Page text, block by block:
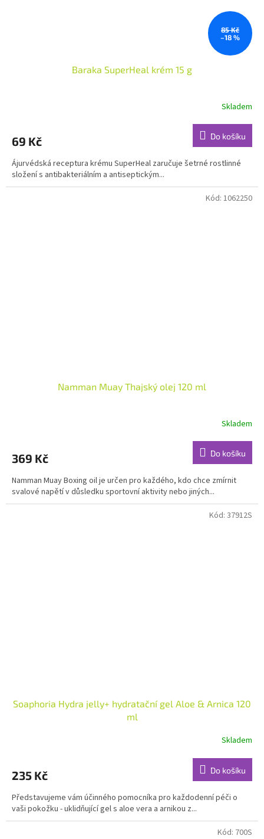
85 Kč
–18 %
Baraka SuperHeal krém 15 g
je
z
5
hvězdiček.
Skladem
69 Kč Do košíku
Ájurvédská receptura krému SuperHeal zaručuje šetrné rostlinné
složení s antibakteriálním a antiseptickým...
Namman Muay Thajský olej 120 ml
je
z
5
hvězdiček.
Skladem
369 Kč Do košíku
Namman Muay Boxing oil je určen pro každého, kdo chce zmírnit
svalové napětí v důsledku sportovní aktivity nebo jiných...
Kód: 1062250
Soaphoria Hydra jelly+ hydratační gel Aloe & Arnica 120
ml
je
z
5
hvězdiček.
Skladem
235 Kč Do košíku
Představujeme vám účinného pomocníka pro každodenní péči o
vaši pokožku - uklidňující gel s aloe vera a arnikou z...
Kód: 37912S
Kód: 700S